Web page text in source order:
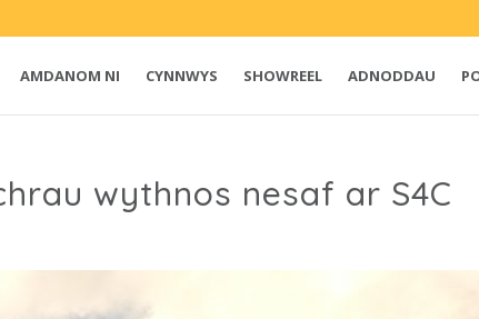
AMDANOM NI CYNNWYS SHOWREEL ADNODDAU
wythnos nesaf ar S4C